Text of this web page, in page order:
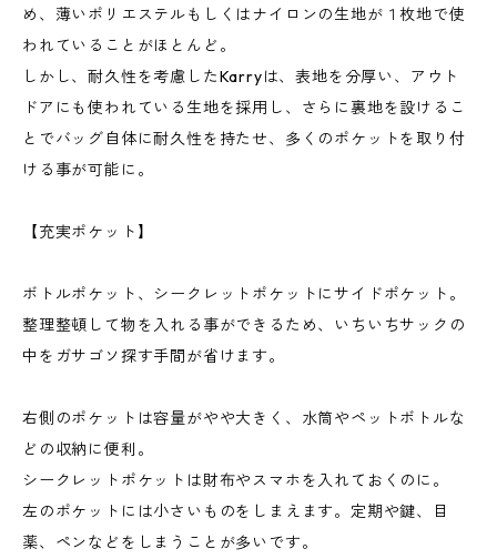
め、薄いポリエステルもしくはナイロンの生地が１枚地で使
われていることがほとんど。
しかし、耐久性を考慮したKarryは、表地を分厚い、アウト
ドアにも使われている生地を採用し、さらに裏地を設けるこ
とでバッグ自体に耐久性を持たせ、多くのポケットを取り付
ける事が可能に。
【充実ポケット】
ボトルポケット、シークレットポケットにサイドポケット。
整理整頓して物を入れる事ができるため、いちいちサックの
中をガサゴソ探す手間が省けます。
右側のポケットは容量がやや大きく、水筒やペットボトルな
どの収納に便利。
シークレットポケットは財布やスマホを入れておくのに。
左のポケットには小さいものをしまえます。定期や鍵、目
薬、ペンなどをしまうことが多いです。